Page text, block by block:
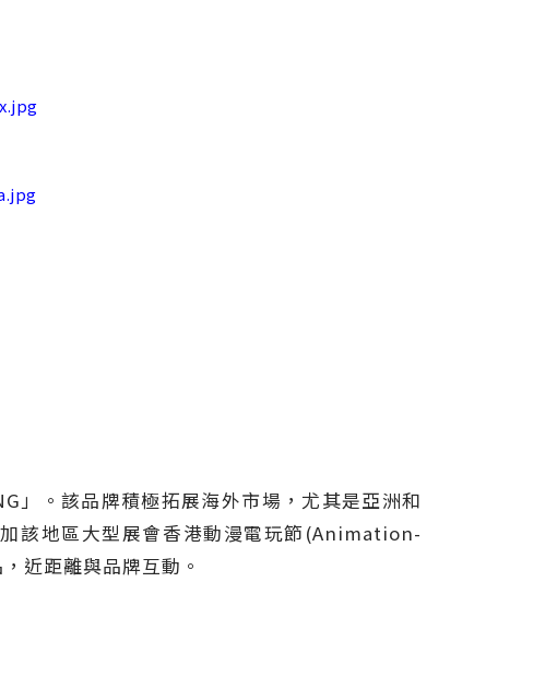
」。該品牌積極拓展海外市場，尤其是亞洲和
該地區大型展會香港動漫電玩節(Animation-
近距離與品牌互動。